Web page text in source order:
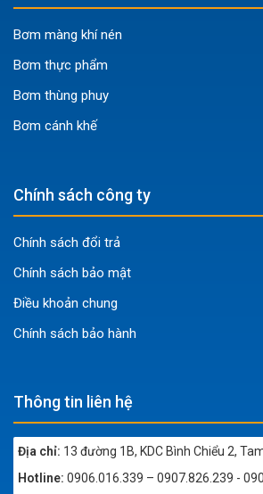
Bơm màng khí nén
Bơm thực phẩm
Bơm thùng phuy
Bơm cánh khế
Chính sách công ty
Chính sách đổi trả
Chính sách bảo mật
Điều khoản chung
Chính sách bảo hành
Thông tin liên hệ
Địa chỉ: 13 đường 1B, KDC Bình Chiểu 2,
Hotline: 0906.016.339 – 0907.826.239 -